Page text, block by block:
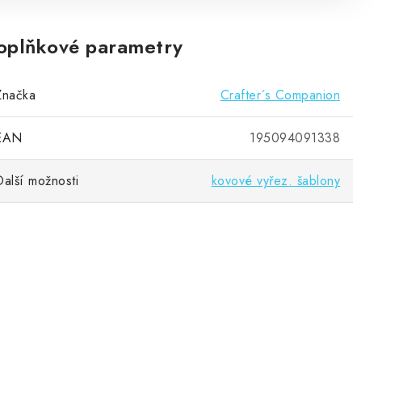
parametry
Crafter´s Companion
195094091338
možnosti kovové vyřez. šablony